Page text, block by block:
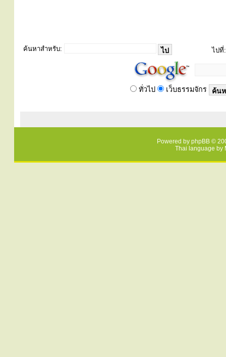
ค้นหาสำหรับ: ไปที่:
ทั่วไป เว็บธรรมจักร
Powered by phpBB ©
Thai language by